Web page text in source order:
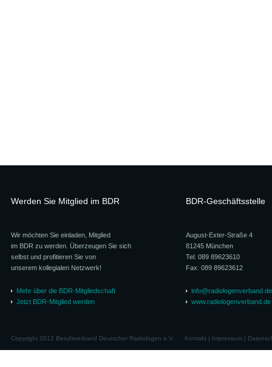
Werden Sie Mitglied im BDR
Wir möchten Sie einladen, Mitglied
im BDR zu werden. Überzeugen Sie sich
selbst und profitieren Sie von
unserem kollegialen Netzwerk!
Mehr über die BDR-Mitgliedschaft
Jetzt BDR-Mitglied werden
BDR-Geschäftsstelle
August-Exter-Straße 4
81245 München
Tel: 089 89623610
Fax: 089 89623612
info@radiologenverband.de
www.radiologenverband.de
Copyright 2012 Berufsverband Deutscher Radiologen e.V. Kontakt| Impressum|